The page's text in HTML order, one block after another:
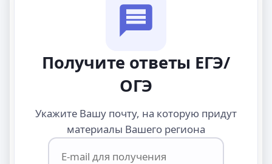
Получите ответы ЕГЭ/
ОГЭ
Укажите Вашу почту, на которую придут
материалы Вашего региона